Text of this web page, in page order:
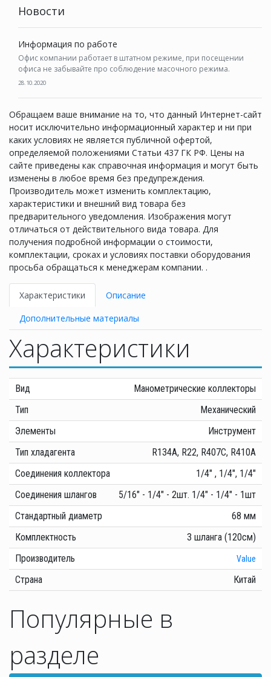
Новости
Информация по работе
Офис компании работает в штатном режиме, при посещении
офиса не забывайте про соблюдение масочного режима.
28.10.2020
Обращаем ваше внимание на то, что данный Интернет-сайт
носит исключительно информационный характер и ни при
каких условиях не является публичной офертой,
определяемой положениями Статьи 437 ГК РФ. Цены на
сайте приведены как справочная информация и могут быть
изменены в любое время без предупреждения.
Производитель может изменить комплектацию,
характеристики и внешний вид товара без
предварительного уведомления. Изображения могут
отличаться от действительного вида товара. Для
получения подробной информации о стоимости,
комплектации, сроках и условиях поставки оборудования
просьба обращаться к менеджерам компании. .
Характеристики
Описание
Дополнительные материалы
Характеристики
Вид
Манометрические коллекторы
Тип
Механический
Элементы
Инструмент
Тип хладагента
R134A, R22, R407C, R410A
Соединения коллектора
1/4" , 1/4", 1/4"
Соединения шлангов
5/16" - 1/4" - 2шт. 1/4" - 1/4" - 1шт
Стандартный диаметр
68 мм
Комплектность
3 шланга (120см)
Производитель
Value
Страна Китай
Популярные в
разделе